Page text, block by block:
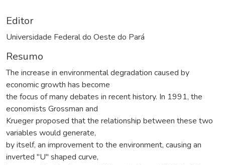
Editor
Universidade Federal do Oeste do Pará
Resumo
The increase in environmental degradation caused by
economic growth has become
the focus of many debates in recent history. In 1991, the
economists Grossman and
Krueger proposed that the relationship between these two
variables would generate,
by itself, an improvement to the environment, causing an
inverted "U" shaped curve,